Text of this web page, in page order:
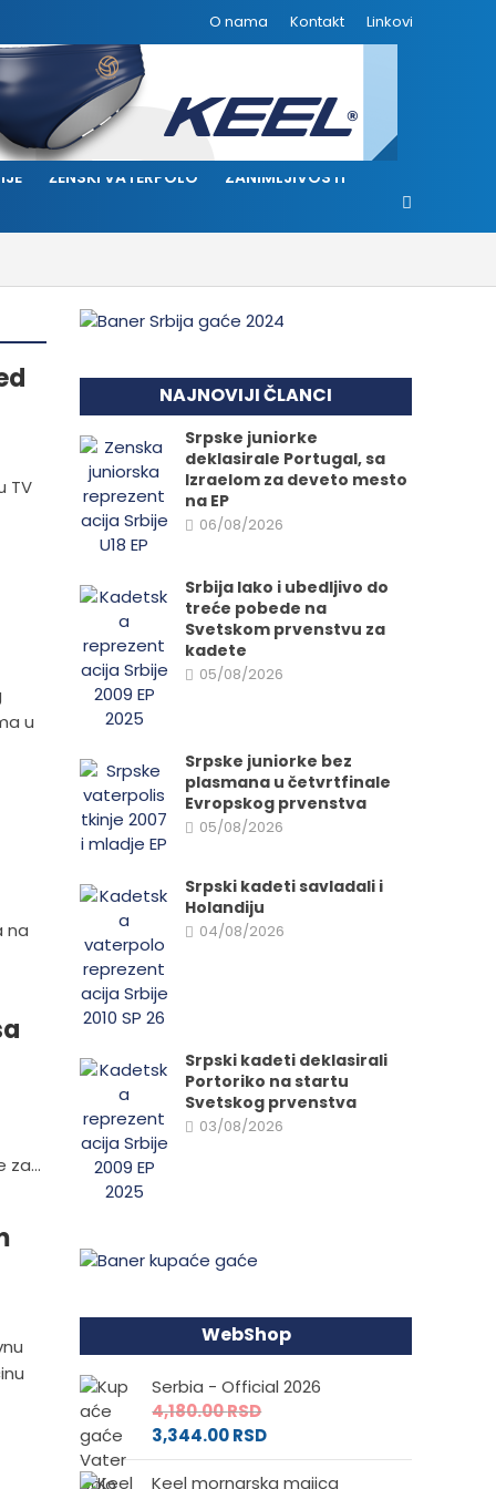
O nama Kontakt Linkovi
ŽENSKI VATERPOLO ZANIMLJIVOSTI
TV
u
na
za...
NAJNOVIJI ČLANCI
Srpske juniorke
deklasirale Portugal, sa
Izraelom za deveto mesto
na EP
06/08/2026
Srbija lako i ubedljivo do
treće pobede na
Svetskom prvenstvu za
kadete
05/08/2026
Srpske juniorke bez
plasmana u četvrtfinale
Evropskog prvenstva
05/08/2026
Srpski kadeti savladali i
Holandiju
04/08/2026
Srpski kadeti deklasirali
Portoriko na startu
Svetskog prvenstva
03/08/2026
WebShop
Serbia - Official 2026
4,180.00RSD
3,344.00RSD
Keel mornarska majica